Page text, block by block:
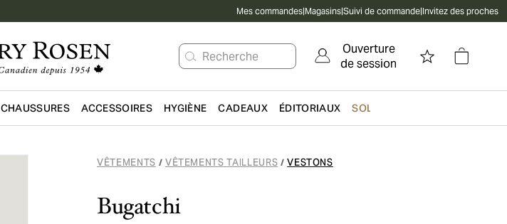
Mes commandes|Magasins|Suivi de commande|Invitez des proches
Recherche
Ouverture
de session
Passer au contenu principal
CHAUSSURES ACCESSOIRES HYGIÈNE CADEAUX ÉDITORIAUX SOLDES
VÊTEMENTS / VÊTEMENTS TAILLEURS / VESTONS
Bugatchi